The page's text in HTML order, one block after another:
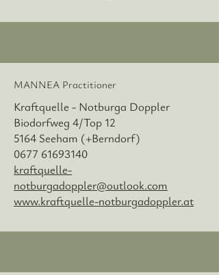
MANNEA Practitioner
Kraftquelle - Notburga Doppler
Biodorfweg 4/Top 12
5164 Seeham (+Berndorf)
0677 61693140
kraftquelle-
notburgadoppler@outlook.com
www.kraftquelle-notburgadoppler.at